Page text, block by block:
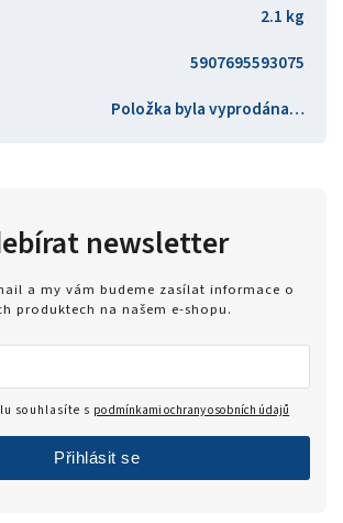
2.1 kg
5907695593075
Položka byla vyprodána…
newsletter
a my vám budeme zasílat informace o
produktech na našem e-shopu.
souhlasíte s podmínkami ochrany osobních údajů
Přihlásit se